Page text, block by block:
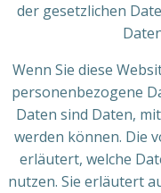
der gesetzlichen
Wenn Sie diese
personenbezogene
Daten sind Daten,
werden können. Die
erläutert, welche
nutzen. Sie erläutert